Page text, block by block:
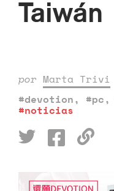
Taiwán
por Marta Trivi
#devotion, #pc,
#noticias